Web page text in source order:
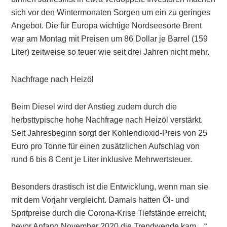
sich vor den Wintermonaten Sorgen um ein zu geringes
Angebot. Die für Europa wichtige Nordseesorte Brent
war am Montag mit Preisen um 86 Dollar je Barrel (159
Liter) zeitweise so teuer wie seit drei Jahren nicht mehr.
Nachfrage nach Heizöl
Beim Diesel wird der Anstieg zudem durch die
herbsttypische hohe Nachfrage nach Heizöl verstärkt.
Seit Jahresbeginn sorgt der Kohlendioxid-Preis von 25
Euro pro Tonne für einen zusätzlichen Aufschlag von
rund 6 bis 8 Cent je Liter inklusive Mehrwertsteuer.
Besonders drastisch ist die Entwicklung, wenn man sie
mit dem Vorjahr vergleicht. Damals hatten Öl- und
Spritpreise durch die Corona-Krise Tiefstände erreicht,